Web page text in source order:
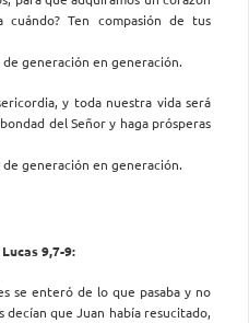
cuándo? Ten compasión de tus
generación en generación.
y toda nuestra vida será
del Señor y haga prósperas
generación en generación.
9,7-9:
se enteró de lo que pasaba y no
decían que Juan había resucitado,